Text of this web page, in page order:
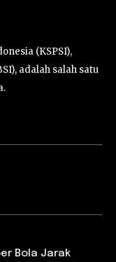
(KSPSI),
adalah salah satu
Bola Jarak